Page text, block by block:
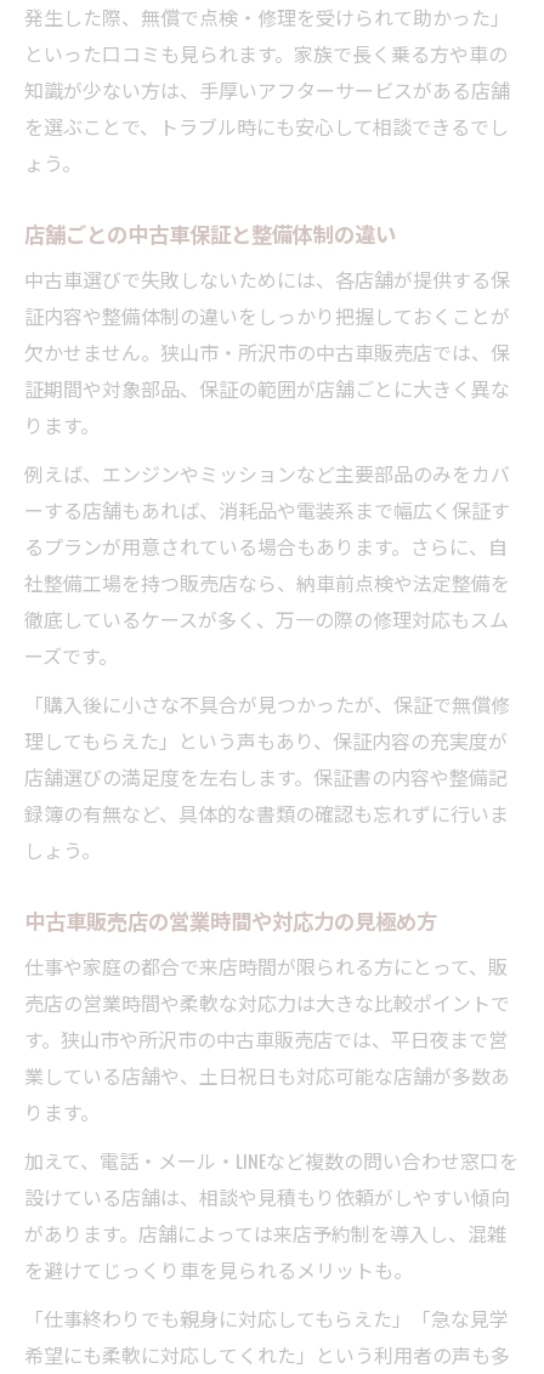
発生した際、無償で点検・修理を受けられて助かった」
といった口コミも見られます。家族で長く乗る方や車の
知識が少ない方は、手厚いアフターサービスがある店舗
を選ぶことで、トラブル時にも安心して相談できるでし
ょう。
店舗ごとの中古車保証と整備体制の違い
中古車選びで失敗しないためには、各店舗が提供する保
証内容や整備体制の違いをしっかり把握しておくことが
欠かせません。狭山市・所沢市の中古車販売店では、保
証期間や対象部品、保証の範囲が店舗ごとに大きく異な
ります。
例えば、エンジンやミッションなど主要部品のみをカバ
ーする店舗もあれば、消耗品や電装系まで幅広く保証す
るプランが用意されている場合もあります。さらに、自
社整備工場を持つ販売店なら、納車前点検や法定整備を
徹底しているケースが多く、万一の際の修理対応もスム
ーズです。
「購入後に小さな不具合が見つかったが、保証で無償修
理してもらえた」という声もあり、保証内容の充実度が
店舗選びの満足度を左右します。保証書の内容や整備記
録簿の有無など、具体的な書類の確認も忘れずに行いま
しょう。
中古車販売店の営業時間や対応力の見極め方
仕事や家庭の都合で来店時間が限られる方にとって、販
売店の営業時間や柔軟な対応力は大きな比較ポイントで
す。狭山市や所沢市の中古車販売店では、平日夜まで営
業している店舗や、土日祝日も対応可能な店舗が多数あ
ります。
加えて、電話・メール・LINEなど複数の問い合わせ窓口を
設けている店舗は、相談や見積もり依頼がしやすい傾向
があります。店舗によっては来店予約制を導入し、混雑
を避けてじっくり車を見られるメリットも。
「仕事終わりでも親身に対応してもらえた」「急な見学
希望にも柔軟に対応してくれた」という利用者の声も多